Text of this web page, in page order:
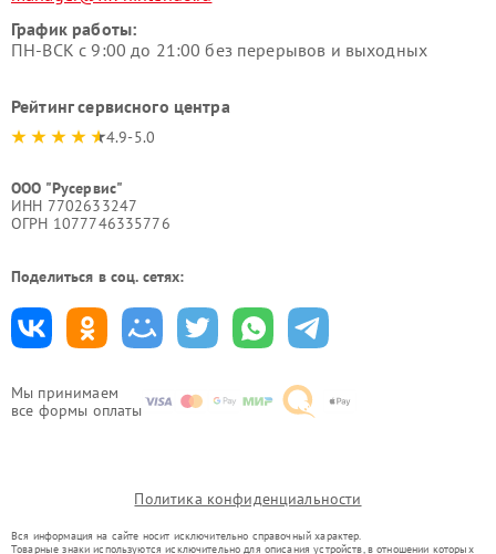
Мы принимаем
все формы оплаты
График работы:
ПН-ВСК с 9:00 до 21:00 без перерывов и выходных
Рейтинг сервисного центра
4.9-5.0
ООО "Русервис"
ИНН 7702633247
ОГРН 1077746335776
Поделиться в соц. сетях:
Политика конфиденциальности
Вся информация на сайте носит исключительно справочный характер.
Товарные знаки используются исключительно для описания устройств, в отношении которых